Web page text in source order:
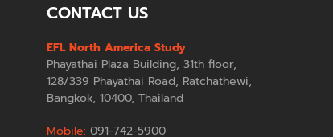
CONTACT US
EFL North America Study
Phayathai Plaza Building, 31th floor,
128/339 Phayathai Road, Ratchathewi,
Bangkok, 10400, Thailand
Mobile: 091-742-5900